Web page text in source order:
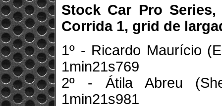
Stock Car Pro
Corrida 1, grid de
1º - Ricardo Maurício
1min21s769
2º - Átila Abreu
1min21s981